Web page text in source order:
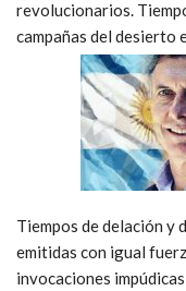
revolucionarios.
campañas del desierto
Tiempos de delación y
emitidas con igual
invocaciones